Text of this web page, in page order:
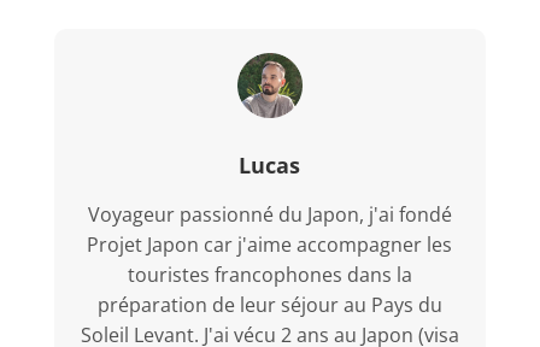
Lucas
Voyageur passionné du Japon, j'ai fondé
Projet Japon car j'aime accompagner les
touristes francophones dans la
préparation de leur séjour au Pays du
Soleil Levant. J'ai vécu 2 ans au Japon (visa